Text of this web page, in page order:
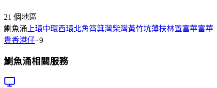
21 個地區
鰂魚涌 上環中環西環北角筲箕灣柴灣黃竹坑薄扶林置富華富華
貴香港仔+9
鰂魚涌相關服務